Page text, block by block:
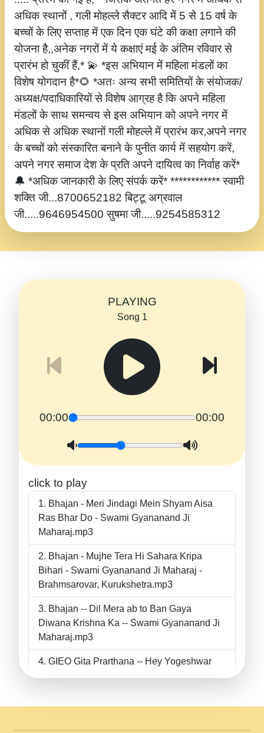
अधिक स्थानों , गली मोहल्ले सैक्टर आदि में 5 से 15 वर्ष के
बच्चों के लिए सप्ताह में एक दिन एक घंटे की कक्षा लगाने की
योजना है,,अनेक नगरों में ये कक्षाएं मई के अंतिम रविवार से
प्रारंभ हो चुकीं हैं,* 💫 *इस अभियान में महिला मंडलों का
विशेष योगदान है*🌻 *अतः अन्य सभी समितियों के संयोजक/
अध्यक्ष/पदाधिकारियों से विशेष आग्रह है कि अपने महिला
मंडलों के साथ समन्वय से इस अभियान को अपने नगर में
अधिक से अधिक स्थानों गली मोहल्ले में प्रारंभ कर,अपने नगर
के बच्चों को संस्कारित बनाने के पुनीत कार्य में सहयोग करें,
अपने नगर समाज देश के प्रति अपने दायित्व का निर्वाह करें*
🔔 *अधिक जानकारी के लिए संपर्क करें* ************ स्वामी
शक्ति जी...8700652182 बिट्टू अग्रवाल
जी.....9646954500 सुषमा जी.....9254585312
PLAYING
Song 1
00:00 00:00
click to play
Bhajan - Meri Jindagi Mein Shyam Aisa
Ras Bhar Do - Swami Gyananand Ji
Maharaj.mp3
Bhajan - Mujhe Tera Hi Sahara Kripa
Bihari - Swami Gyananand Ji Maharaj -
Brahmsarovar, Kurukshetra.mp3
Bhajan -- Dil Mera ab to Ban Gaya
Diwana Krishna Ka -- Swami Gyananand Ji
Maharaj.mp3
GIEO Gita Prarthana -- Hey Yogeshwar
II Swami Gyananand Ji Maharaj.mp3